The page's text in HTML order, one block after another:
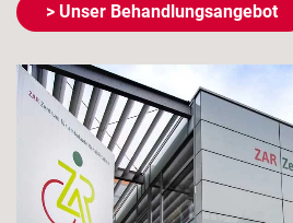
> Unser Behandlungsangebot